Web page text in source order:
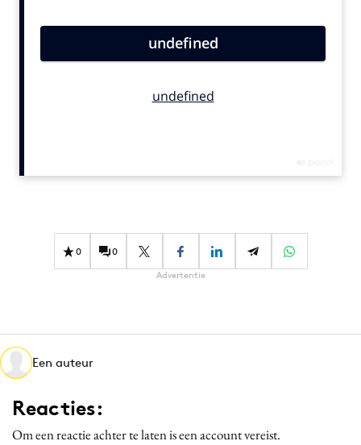
Carriere
Diversiteit
Interne communicatie
Martech
Media
Merkstrategie
PR
0 0
Advertentie
Een auteur
Reacties:
Om een reactie achter te laten is een account vereist.